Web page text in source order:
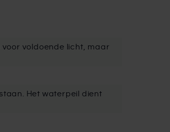
voldoende licht, maar
Het waterpeil dient